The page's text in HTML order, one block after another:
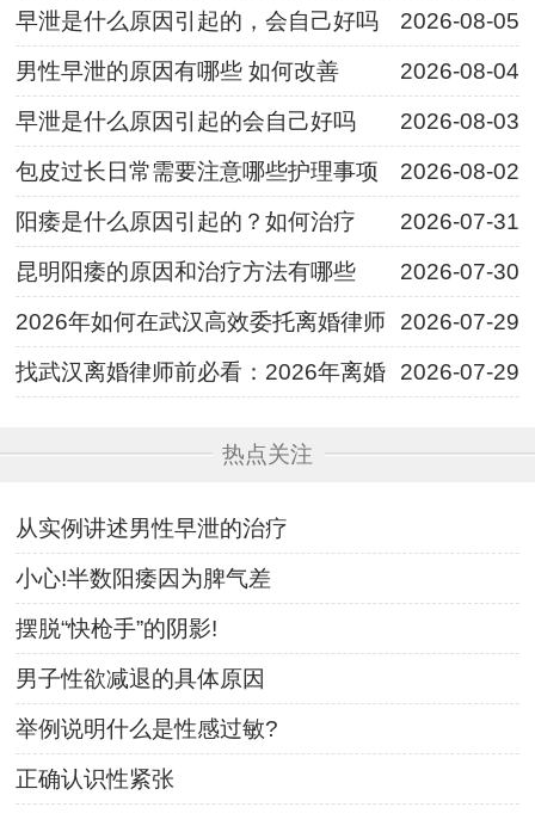
早泄是什么原因引起的，会自己好吗
2026-08-05
男性早泄的原因有哪些 如何改善
2026-08-04
早泄是什么原因引起的会自己好吗
2026-08-03
包皮过长日常需要注意哪些护理事项
2026-08-02
阳痿是什么原因引起的？如何治疗
2026-07-31
昆明阳痿的原因和治疗方法有哪些
2026-07-30
2026年如何在武汉高效委托离婚律师
2026-07-29
找武汉离婚律师前必看：2026年离婚
2026-07-29
热点关注
从实例讲述男性早泄的治疗
小心!半数阳痿因为脾气差
摆脱“快枪手”的阴影!
男子性欲减退的具体原因
举例说明什么是性感过敏?
正确认识性紧张